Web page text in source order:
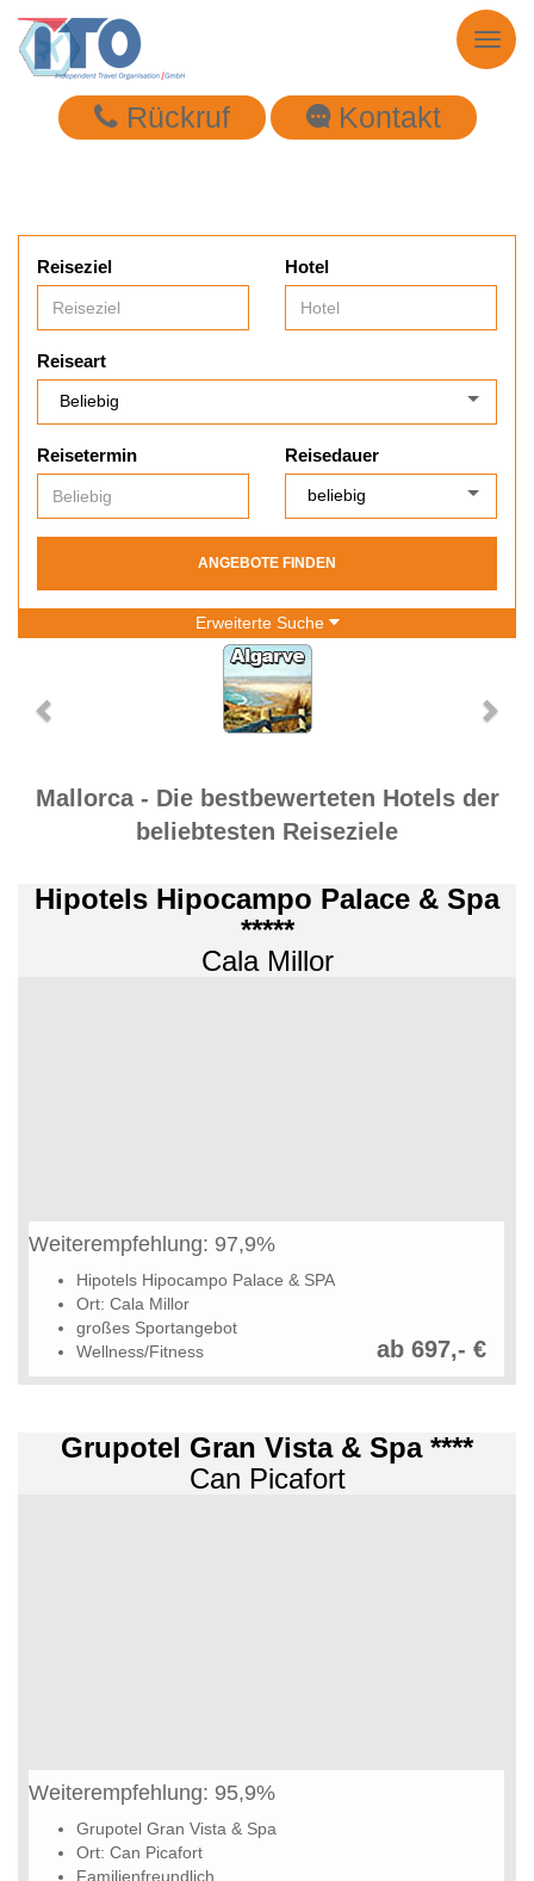
Toggle
Rückruf Kontakt
Reiseziel Hotel
Reiseart
Reisetermin Reisedauer
ANGEBOTE FINDEN
Erweiterte Suche
Mallorca - Die bestbewerteten Hotels der
beliebtesten Reiseziele
Hipotels Hipocampo Palace & Spa
*****
Cala Millor
Weiterempfehlung: 97,9%
Hipotels Hipocampo Palace & SPA
Ort: Cala Millor
großes Sportangebot
Wellness/Fitness
ab 697,- €
Grupotel Gran Vista & Spa ****
Can Picafort
Weiterempfehlung: 95,9%
Grupotel Gran Vista & Spa
Ort: Can Picafort
Familienfreundlich